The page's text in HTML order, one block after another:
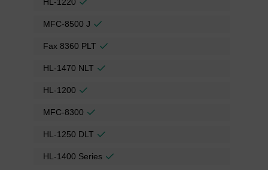
MFC-8500 J
Fax 8360 PLT
HL-1470 NLT
HL-1200
MFC-8300
HL-1250 DLT
HL-1400 Series